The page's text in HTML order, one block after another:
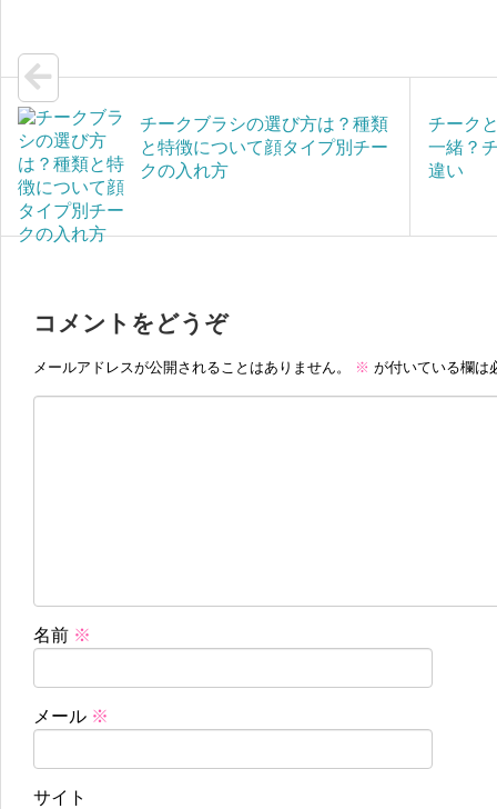
e
チークブラシの選び方は？種類
と特徴について顔タイプ別チー
クの入れ方
チーク
一緒？
違い
コメントをどうぞ
メールアドレスが公開されることはありません。 ※ が付いている欄は
名前 ※
メール ※
サイト